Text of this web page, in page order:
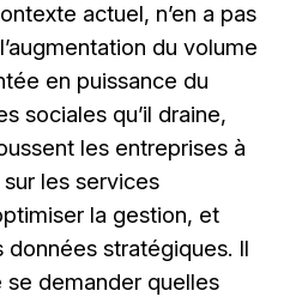
actuel, n’en a pas
du volume
en puissance du
sociales qu’il draine,
les entreprises à
les services
la gestion, et
données stratégiques. Il
demander quelles